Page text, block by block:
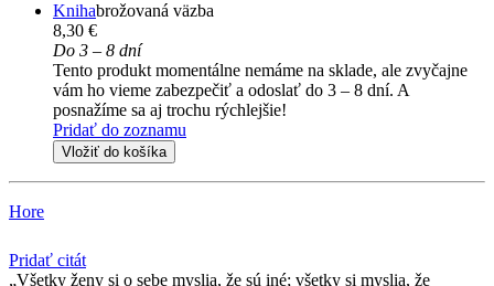
Knihabrožovaná väzba
8,30 €
Do 3 – 8 dní
Tento produkt momentálne nemáme na sklade, ale zvyčajne
vám ho vieme zabezpečiť a odoslať do 3 – 8 dní. A
posnažíme sa aj trochu rýchlejšie!
Pridať do zoznamu
Vložiť do košíka
Hore
Pridať citát
Všetky ženy si o sebe myslia, že sú iné; všetky si myslia, že